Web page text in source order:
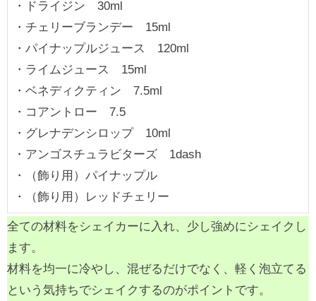
・ドライジン 30ml
・チェリーブランデー 15ml
・パイナップルジュース 120ml
・ライムジュース 15ml
・ベネディクティン 7.5ml
・コアントロー 7.5
・グレナデンシロップ 10ml
・アンゴスチュラビターズ 1dash
・（飾り用）パイナップル
・（飾り用）レッドチェリー
全ての材料をシェイカーに入れ、少し強めにシェイクし
ます。
材料を均一に冷やし、混ぜるだけでなく、軽く泡立てる
という気持ちでシェイクするのがポイントです。